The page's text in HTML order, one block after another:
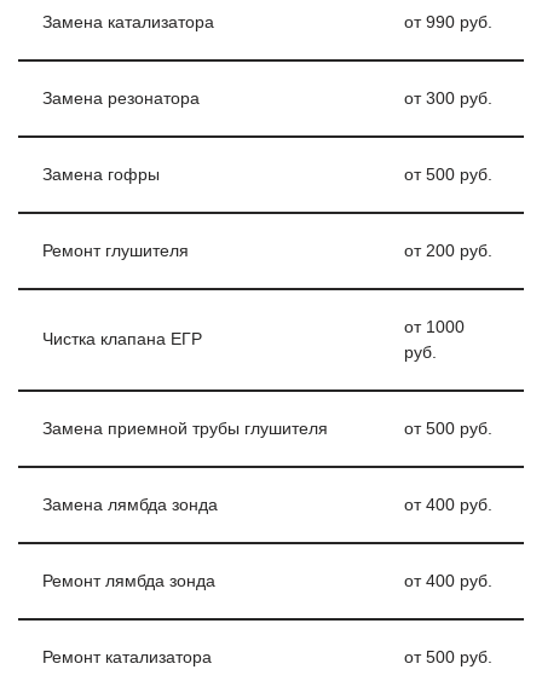
Замена катализатора от 990 руб.
Замена резонатора от 300 руб.
Замена гофры от 500 руб.
Ремонт глушителя от 200 руб.
Чистка клапана ЕГР
от 1000
руб.
Замена приемной трубы глушителя от 500 руб.
Замена лямбда зонда от 400 руб.
Ремонт лямбда зонда от 400 руб.
Ремонт катализатора от 500 руб.